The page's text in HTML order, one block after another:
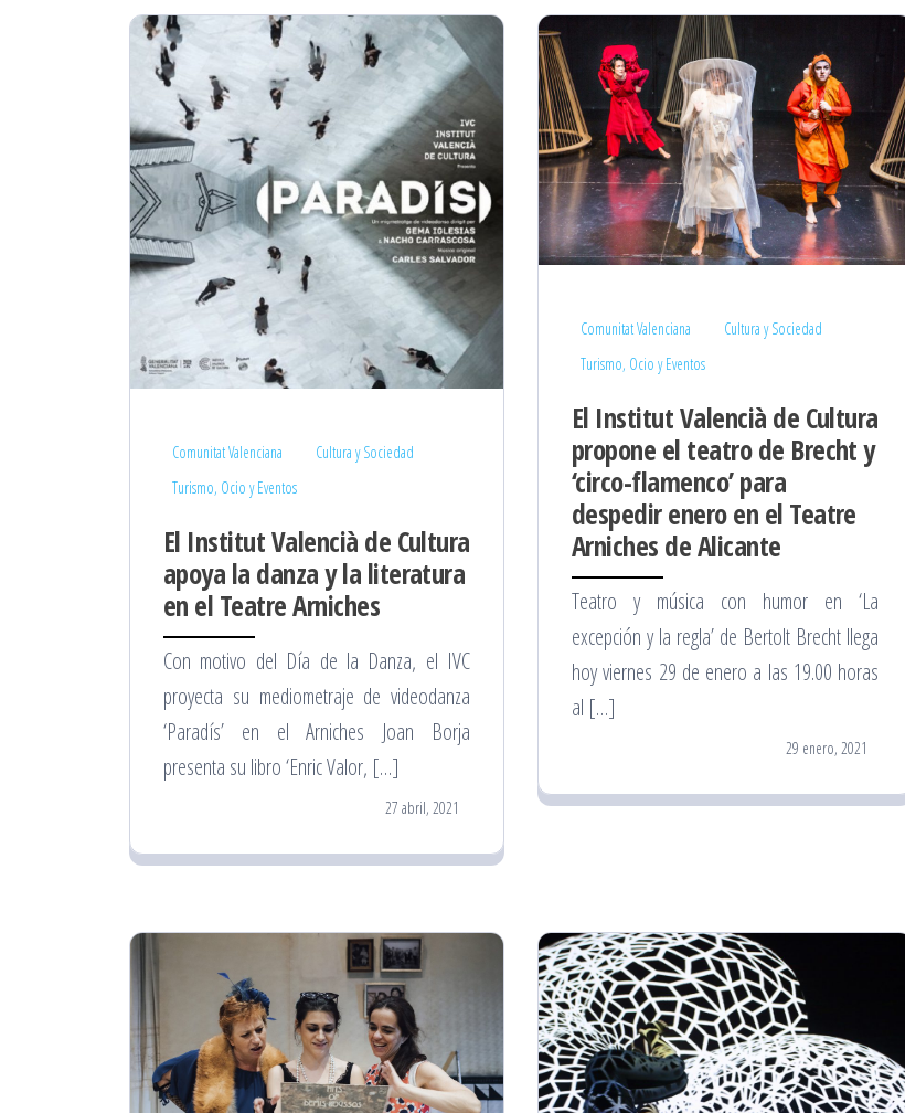
Comunitat Valenciana
Cultura y Sociedad
Turismo, Ocio y Eventos
El Institut Valencià de Cultura
apoya la danza y la literatura
en el Teatre Arniches
Con motivo del Día de la Danza, el IVC
proyecta su mediometraje de videodanza
‘Paradís’ en el Arniches Joan Borja
presenta su libro ‘Enric Valor, […]
27 abril, 2021
Comunitat Valenciana
Cultura y Sociedad
Turismo, Ocio y Eventos
El Institut Valencià de Cultura
propone el teatro de Brecht y
‘circo-flamenco’ para
despedir enero en el Teatre
Arniches de Alicante
Teatro y música con humor en ‘La
excepción y la regla’ de Bertolt Brecht llega
hoy viernes 29 de enero a las 19.00 horas
al […]
29 enero, 2021